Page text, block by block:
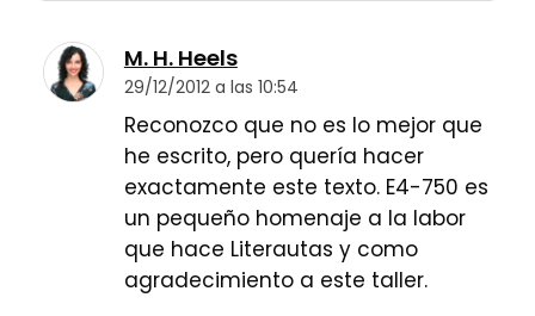
M. H. Heels
29/12/2012 a las 10:54
Reconozco que no es lo mejor que
he escrito, pero quería hacer
exactamente este texto. E4-750 es
un pequeño homenaje a la labor
que hace Literautas y como
agradecimiento a este taller.